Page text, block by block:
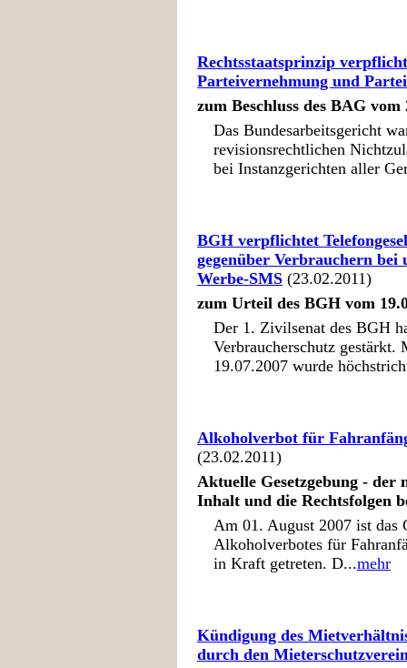
Rechtsstaatsprinzip
Parteivernehmung und
zum Beschluss des BAG
Das Bundesarbeitsgericht
revisionsrechtlichen
bei Instanzgerichten aller
BGH verpflichtet
gegenüber Verbrauchern bei
Werbe-SMS (23.02.2011)
zum Urteil des BGH vom
Der 1. Zivilsenat des BGH
Verbraucherschutz
19.07.2007 wurde
Alkoholverbot für
(23.02.2011)
Aktuelle Gesetzgebung - der
Inhalt und die Rechtsfolgen
Am 01. August 2007 ist das
Alkoholverbotes für
in Kraft getreten. D...mehr
Kündigung des
durch den